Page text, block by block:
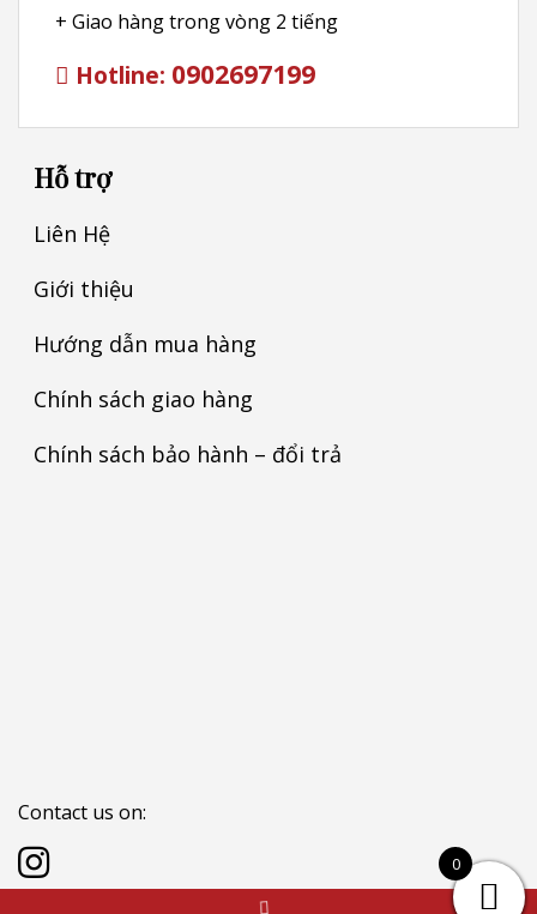
+ Giao hàng trong vòng 2 tiếng
Hotline: 0902697199
Hỗ trợ
Liên Hệ
Giới thiệu
Hướng dẫn mua hàng
Chính sách giao hàng
Chính sách bảo hành – đổi trả
Contact us on:
0